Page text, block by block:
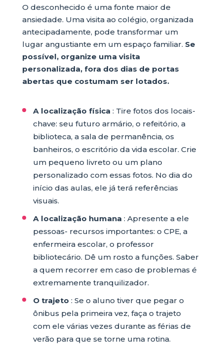
O desconhecido é uma fonte maior de
ansiedade. Uma visita ao colégio, organizada
antecipadamente, pode transformar um
lugar angustiante em um espaço familiar. Se
possível, organize uma visita
personalizada, fora dos dias de portas
abertas que costumam ser lotados.
A localização física : Tire fotos dos locais-
chave: seu futuro armário, o refeitório, a
biblioteca, a sala de permanência, os
banheiros, o escritório da vida escolar. Crie
um pequeno livreto ou um plano
personalizado com essas fotos. No dia do
início das aulas, ele já terá referências
visuais.
A localização humana : Apresente a ele
pessoas- recursos importantes: o CPE, a
enfermeira escolar, o professor
bibliotecário. Dê um rosto a funções. Saber
a quem recorrer em caso de problemas é
extremamente tranquilizador.
O trajeto : Se o aluno tiver que pegar o
ônibus pela primeira vez, faça o trajeto
com ele várias vezes durante as férias de
verão para que se torne uma rotina.